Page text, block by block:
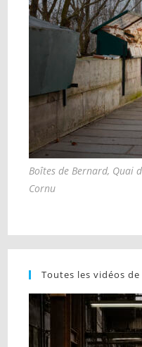
Boîtes de Bernard, Quai
Cornu
Toutes les vidéos